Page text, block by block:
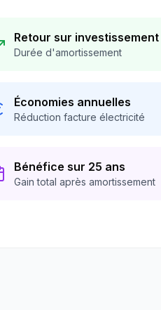
Retour sur investissement
Durée d'amortissement
Économies annuelles
Réduction facture électricité
Bénéfice sur 25 ans
Gain total après amortissement